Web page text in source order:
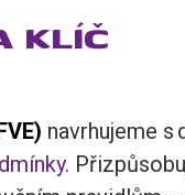
KLÍČ
navrhujeme s
.